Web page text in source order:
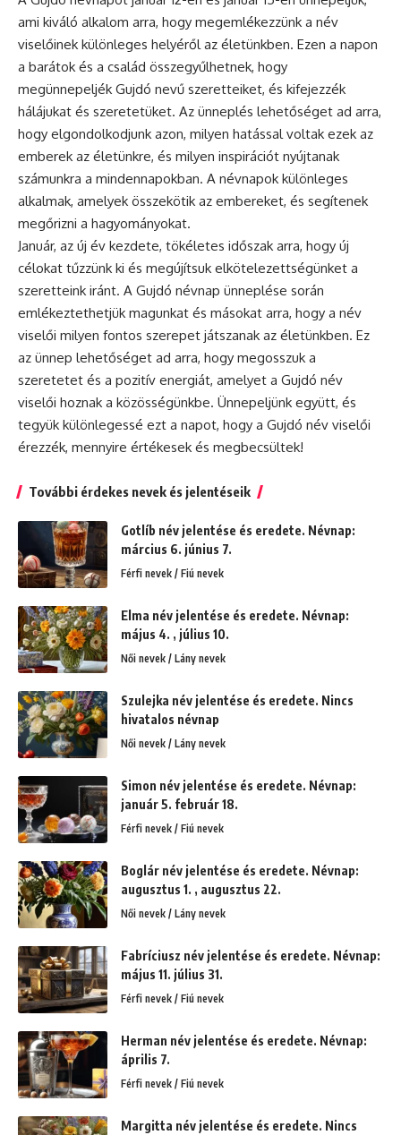
ami kiváló alkalom arra, hogy megemlékezzünk a név
viselőinek különleges helyéről az életünkben. Ezen a napon
a barátok és a család összegyűlhetnek, hogy
megünnepeljék Gujdó nevű szeretteiket, és kifejezzék
hálájukat és szeretetüket. Az ünneplés lehetőséget ad arra,
hogy elgondolkodjunk azon, milyen hatással voltak ezek az
emberek az életünkre, és milyen inspirációt nyújtanak
számunkra a mindennapokban. A névnapok különleges
alkalmak, amelyek összekötik az embereket, és segítenek
megőrizni a hagyományokat.
Január, az új év kezdete, tökéletes időszak arra, hogy új
célokat tűzzünk ki és megújítsuk elkötelezettségünket a
szeretteink iránt. A Gujdó névnap ünneplése során
emlékeztethetjük magunkat és másokat arra, hogy a név
viselői milyen fontos szerepet játszanak az életünkben. Ez
az ünnep lehetőséget ad arra, hogy megosszuk a
szeretetet és a pozitív energiát, amelyet a Gujdó név
viselői hoznak a közösségünkbe. Ünnepeljünk együtt, és
tegyük különlegessé ezt a napot, hogy a Gujdó név viselői
érezzék, mennyire értékesek és megbecsültek!
További érdekes nevek és jelentéseik
Gotlíb név jelentése és eredete. Névnap:
március 6. június 7.
Férfi nevek / Fiú nevek
Elma név jelentése és eredete. Névnap:
május 4. , július 10.
Női nevek / Lány nevek
Szulejka név jelentése és eredete. Nincs
hivatalos névnap
Női nevek / Lány nevek
Simon név jelentése és eredete. Névnap:
január 5. február 18.
Férfi nevek / Fiú nevek
Boglár név jelentése és eredete. Névnap:
augusztus 1. , augusztus 22.
Női nevek / Lány nevek
Fabríciusz név jelentése és eredete. Névnap:
május 11. július 31.
Férfi nevek / Fiú nevek
Herman név jelentése és eredete. Névnap:
április 7.
Férfi nevek / Fiú nevek
Margitta név jelentése és eredete. Nincs